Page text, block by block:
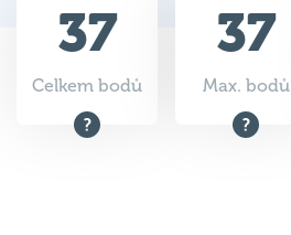
37
Celkem bodů
37
Max. bodů